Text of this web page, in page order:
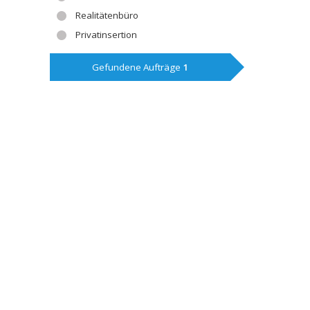
Realitätenbüro
Privatinsertion
Gefundene Aufträge 1